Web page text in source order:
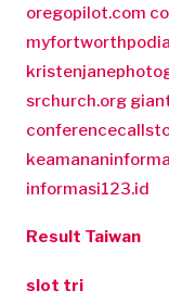
oregopilot.com
srchurch.org
informasi123.id
Result Taiwan
slot tri